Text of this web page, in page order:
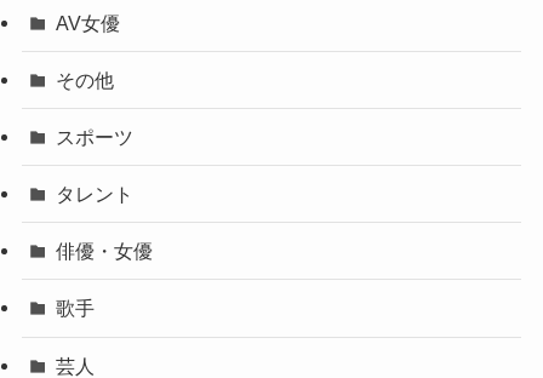
AV女優
その他
スポーツ
タレント
俳優・女優
歌手
芸人